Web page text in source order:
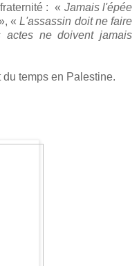
: « Jamais l'épée
«L'assassin doit ne faire
actes ne doivent jamais
temps en Palestine.